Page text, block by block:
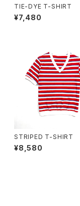
TIE-DYE T-SHIRT
¥7,480
STRIPED T-SHIRT
¥8,580